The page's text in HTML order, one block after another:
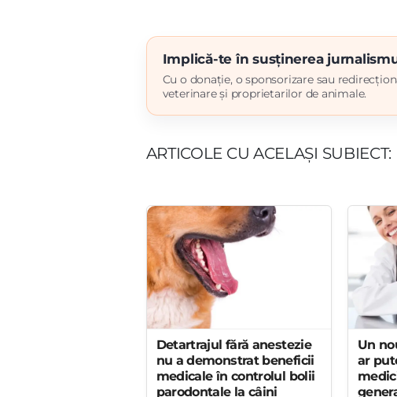
Implică-te în susținerea
Cu o donație, o sponsorizare sau
veterinare și proprietarilor de animale.
ARTICOLE CU ACELAȘI SUBIECT:
Detartrajul fără anestezie
nu a demonstrat beneficii
medicale în controlul bolii
parodontale la câini
Un
ar